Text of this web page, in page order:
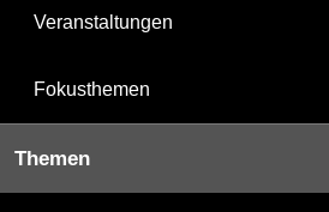
Veranstaltungen
Fokusthemen
Themen